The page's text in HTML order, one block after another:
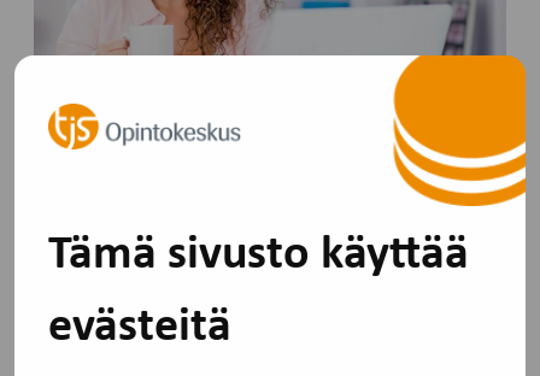
Tämä sivusto käyttää
evästeitä
Ruotsinkieliset jäsenkoulutukset ovat vakiintuneet
tarjonnassamme hyvien kokemusten pohjalta. Tutustu
koulutuksiin…